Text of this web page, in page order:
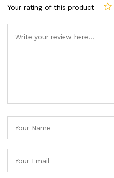
Your rating of this product